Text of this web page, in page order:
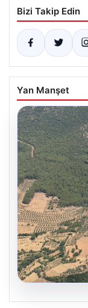
Bizi Takip Edin
Yan Manşet